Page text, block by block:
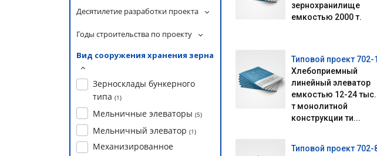
Десятилетие разработки проекта
Годы строительства по проекту
Вид сооружения хранения зерна
Зерносклады бункерного
типа (1)
Мельничные элеваторы (5)
Мельничный элеватор (1)
Механизированное
зернохранилище
емкостью 2000 т.
Типовой проект 702-1
Хлебоприемный
линейный элеватор
емкостью 12-24 тыс.
т монолитной
конструкции ти...
Типовой проект 702-